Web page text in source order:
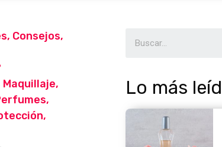
, Consejos,
Maquillaje,
,
,
Lo más